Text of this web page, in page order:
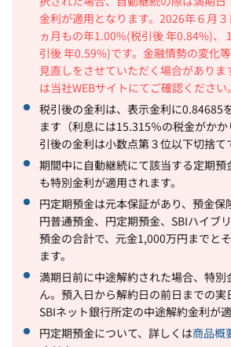
金利が適用となります。2026年６月
ヵ月もの年1.00%(税引後 年0.84%)、
引後 年0.59%)です。金融情勢の変化
見直しをさせていただく場合がありま
は当社WEBサイトにてご確認ください。
税引後の金利は、表示金利に0.84685
ます（利息には15.315％の税金がか
引後の金利は小数点第３位以下切捨て
期間中に自動継続にて該当する定期
も特別金利が適用されます。
円定期預金は元本保証があり、預金保
円普通預金、円定期預金、SBIハイブ
預金の合計で、元金1,000万円までと
ます。
満期日前に中途解約された場合、特別
ん。預入日から解約日の前日までの実
SBIネット銀行所定の中途解約金利が適
円定期預金について、詳しくは商品概